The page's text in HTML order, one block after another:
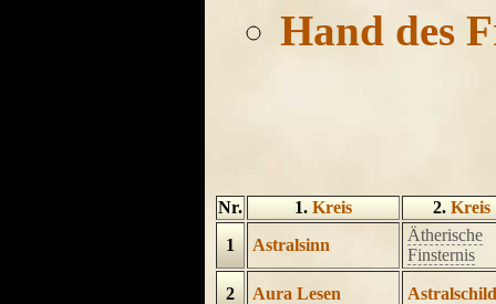
Hand des
Nr. 1. Kreis 2. Kreis
1
Astralsinn
Ätherische
Finsternis
2 Aura Lesen Astralschild